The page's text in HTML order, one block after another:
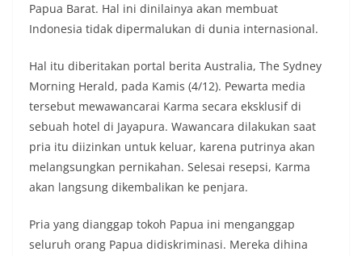
Papua Barat. Hal ini dinilainya akan membuat
Indonesia tidak dipermalukan di dunia internasional.
Hal itu diberitakan portal berita Australia, The Sydney
Morning Herald, pada Kamis (4/12). Pewarta media
tersebut mewawancarai Karma secara eksklusif di
sebuah hotel di Jayapura. Wawancara dilakukan saat
pria itu diizinkan untuk keluar, karena putrinya akan
melangsungkan pernikahan. Selesai resepsi, Karma
akan langsung dikembalikan ke penjara.
Pria yang dianggap tokoh Papua ini menganggap
seluruh orang Papua didiskriminasi. Mereka dihina